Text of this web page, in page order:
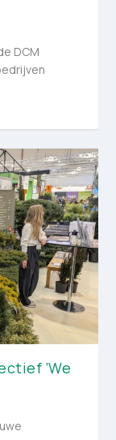
DCM
‘We